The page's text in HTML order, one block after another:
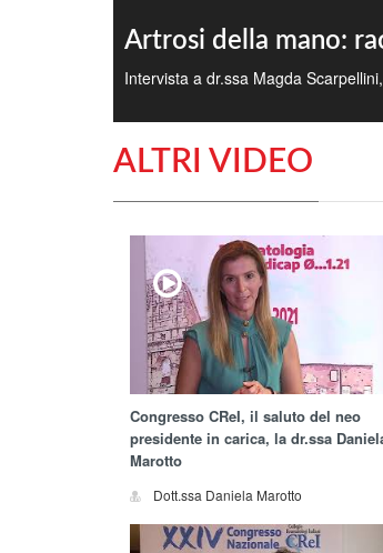
Artrosi della mano:
Intervista a dr.ssa Magda
ALTRI VIDEO
Congresso CReI, il saluto del neo
presidente in carica, la dr.ssa
Marotto
Dott.ssa Daniela Marotto